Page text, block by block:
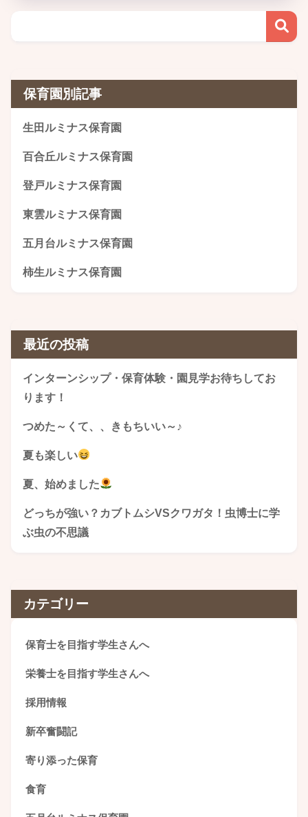
保育園別記事
生田ルミナス保育園
百合丘ルミナス保育園
登戸ルミナス保育園
東雲ルミナス保育園
五月台ルミナス保育園
柿生ルミナス保育園
最近の投稿
インターンシップ・保育体験・園見学お待ちしてお
ります！
つめた～くて、、きもちいい～♪
夏も楽しい
夏、始めました
どっちが強い？カブトムシVSクワガタ！虫博士に学
ぶ虫の不思議
カテゴリー
保育士を目指す学生さんへ
栄養士を目指す学生さんへ
採用情報
新卒奮闘記
寄り添った保育
食育